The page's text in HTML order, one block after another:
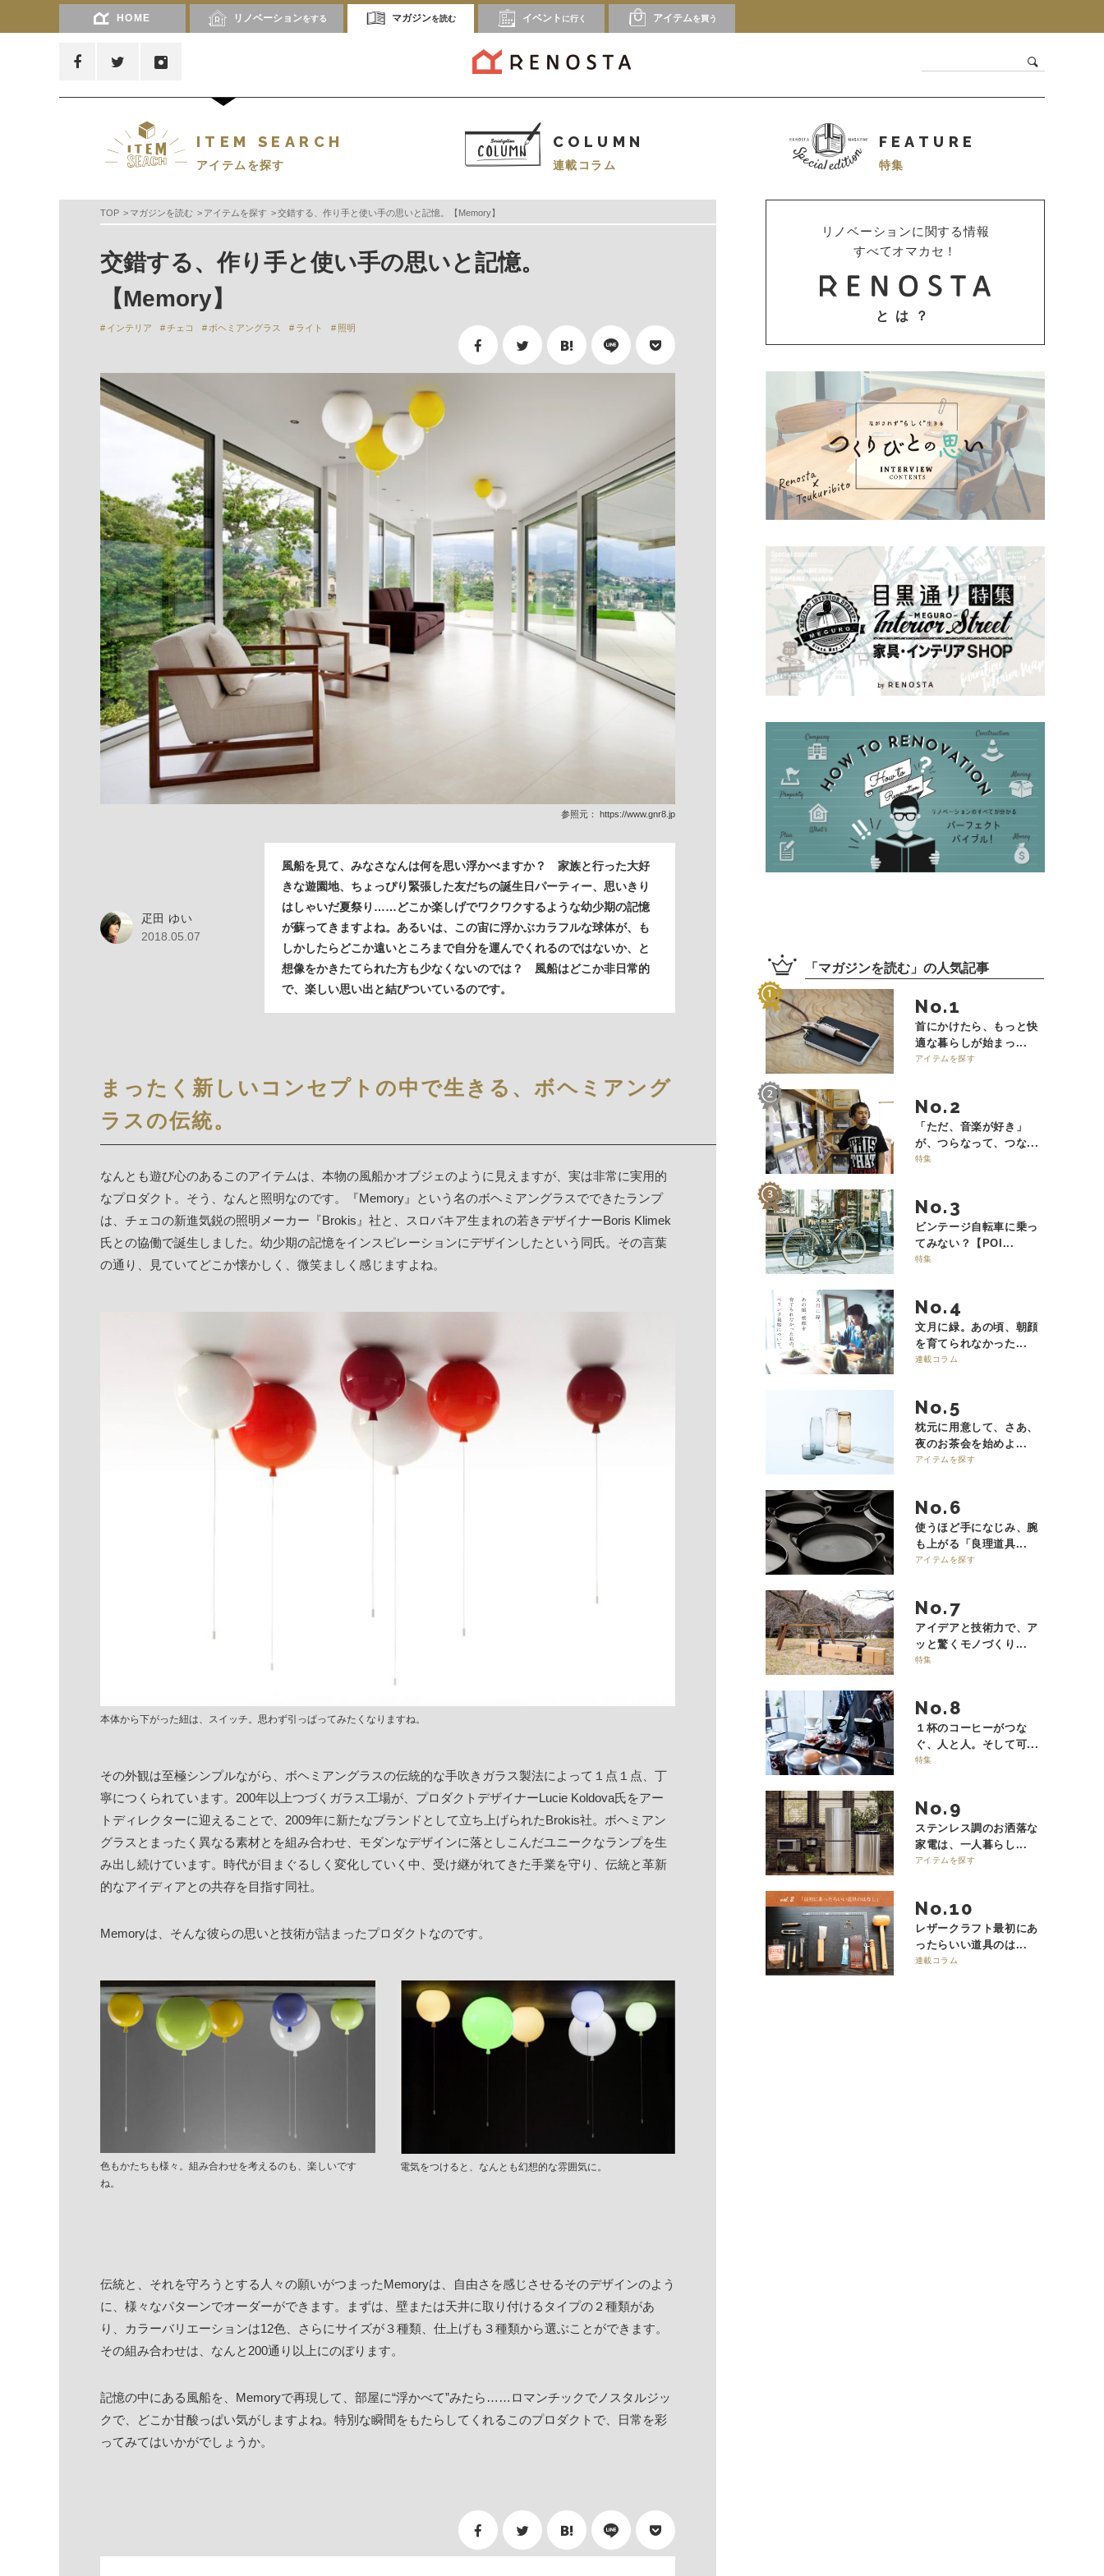
HOME リノベーションをする マガジンを読む イベント に行く アイテムを買う
ITEM SEARCH
アイテムを探す
COLUMN
連載コラム
FEATURE
特集
TOP マガジンを読む アイテムを探す 交錯する、作り手と使い手の思いと記憶。【Memory】
交錯する、作り手と使い手の思いと記憶。
【Memory】
インテリア チェコ ボヘミアングラス ライト 照明
参照元： https://www.gnr8.jp
疋田 ゆい
2018.05.07
風船を見て、みなさなんは何を思い浮かべますか？ 家族と行った大好
きな遊園地、ちょっぴり緊張した友だちの誕生日パーティー、思いきり
はしゃいだ夏祭り……どこか楽しげでワクワクするような幼少期の記憶
が蘇ってきますよね。あるいは、この宙に浮かぶカラフルな球体が、も
しかしたらどこか遠いところまで自分を運んでくれるのではないか、と
想像をかきたてられた方も少なくないのでは？ 風船はどこか非日常的
で、楽しい思い出と結びついているのです。
まったく新しいコンセプトの中で生きる、ボヘミアング
ラスの伝統。
なんとも遊び心のあるこのアイテムは、本物の風船かオブジェのように見えますが、実は非常に実用的
なプロダクト。そう、なんと照明なのです。『Memory』という名のボヘミアングラスでできたランプ
は、チェコの新進気鋭の照明メーカー『Brokis』社と、スロバキア生まれの若きデザイナーBoris Klimek
氏との協働で誕生しました。幼少期の記憶をインスピレーションにデザインしたという同氏。その言葉
の通り、見ていてどこか懐かしく、微笑ましく感じますよね。
本体から下がった紐は、スイッチ。思わず引っぱってみたくなりますね。
その外観は至極シンプルながら、ボヘミアングラスの伝統的な手吹きガラス製法によって１点１点、丁
寧につくられています。200年以上つづくガラス工場が、プロダクトデザイナーLucie Koldova氏をアー
トディレクターに迎えることで、2009年に新たなブランドとして立ち上げられたBrokis社。ボヘミアン
グラスとまったく異なる素材とを組み合わせ、モダンなデザインに落としこんだユニークなランプを生
み出し続けています。時代が目まぐるしく変化していく中、受け継がれてきた手業を守り、伝統と革新
的なアイディアとの共存を目指す同社。
Memoryは、そんな彼らの思いと技術が詰まったプロダクトなのです。
色もかたちも様々。組み合わせを考えるのも、楽しいです
ね。
電気をつけると、なんとも幻想的な雰囲気に。
伝統と、それを守ろうとする人々の願いがつまったMemoryは、自由さを感じさせるそのデザインのよう
に、様々なパターンでオーダーができます。まずは、壁または天井に取り付けるタイプの２種類があ
り、カラーバリエーションは12色、さらにサイズが３種類、仕上げも３種類から選ぶことができます。
その組み合わせは、なんと200通り以上にのぼります。
記憶の中にある風船を、Memoryで再現して、部屋に“浮かべて”みたら……ロマンチックでノスタルジッ
クで、どこか甘酸っぱい気がしますよね。特別な瞬間をもたらしてくれるこのプロダクトで、日常を彩
ってみてはいかがでしょうか。
リノベーションに関する情報
すべてオマカセ！
とは？
「 マガジンを読む 」の人気記事
No.
首にかけたら、もっと快
適な暮らしが始まっ...
アイテムを探す
No.
「ただ、音楽が好き」
が、つらなって、つな...
特集
No.
ビンテージ自転車に乗っ
てみない？【POI...
特集
No.
文月に緑。あの頃、朝顔
を育てられなかった...
連載コラム
No.
枕元に用意して、さあ、
夜のお茶会を始めよ...
アイテムを探す
No.
使うほど手になじみ、腕
も上がる「良理道具...
アイテムを探す
No.
アイデアと技術力で、ア
ッと驚くモノづくり...
特集
No.
１杯のコーヒーがつな
ぐ、人と人。そして可...
特集
No.
ステンレス調のお洒落な
家電は、一人暮らし...
アイテムを探す
No.
レザークラフト最初にあ
ったらいい道具のは...
連載コラム